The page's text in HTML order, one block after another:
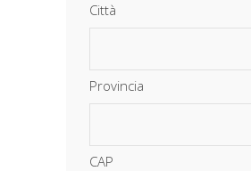
Città
Provincia
CAP